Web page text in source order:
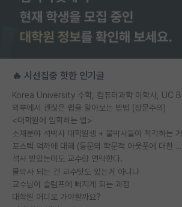
🔥 시선집중 핫한 인기글
외부에서 괜찮은 랩을 알아보는 방법 (장문주의)
<대학원에 입학하는 법>
소재분야 석박사 대학원생 + 물박사들이 착각하는 거
포스텍 억까에 대해 (동문의 학문적 아웃풋에 대한 반박)
석사 받았는데도 교수랑 연락한다.
물박사 되는 건 교수탓도 있는거 아니냐
교수님이 슬럼프에 빠지게 되는 과정
대학원 어디로 가야할까요?